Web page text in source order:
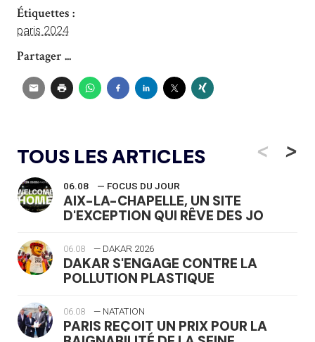
Étiquettes :
paris 2024
Partager ...
TOUS LES ARTICLES <
06.08 — FOCUS DU JOUR
AIX-LA-CHAPELLE, UN SITE
D'EXCEPTION QUI RÊVE DES JO
06.08 — DAKAR 2026
DAKAR S'ENGAGE CONTRE LA
POLLUTION PLASTIQUE
06.08 — NATATION
PARIS REÇOIT UN PRIX POUR LA
>